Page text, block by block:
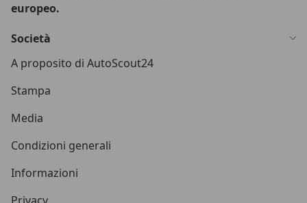
europeo.
Società
A proposito di AutoScout24
Stampa
Media
Condizioni generali
Informazioni